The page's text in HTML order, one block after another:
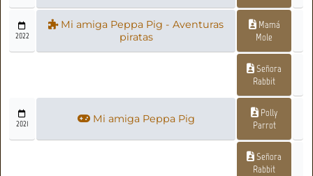
2022
Mi amiga Peppa Pig - Aventuras
piratas
Mamá
Mole
Señora
Rabbit
2021 Mi amiga Peppa Pig
Polly
Parrot
Señora
Rabbit